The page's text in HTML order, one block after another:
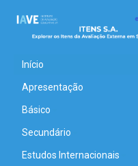
Início
Apresentação
Básico
Secundário
Estudos Internacionais